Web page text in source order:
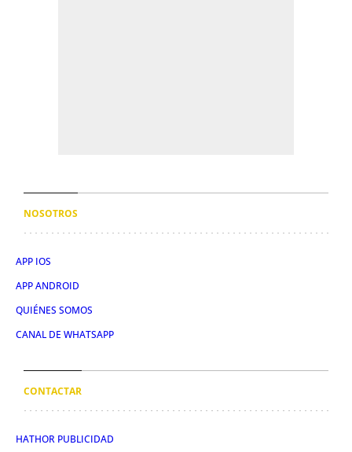
NOSOTROS
APP IOS
APP ANDROID
QUIÉNES SOMOS
CANAL DE WHATSAPP
CONTACTAR
HATHOR PUBLICIDAD